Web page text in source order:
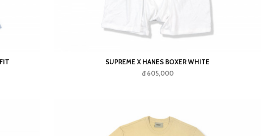
SUPREME X HANES BOXER WHITE
đ 605,000